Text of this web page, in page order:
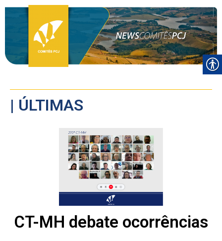
| ÚLTIMAS
CT-MH debate ocorrências